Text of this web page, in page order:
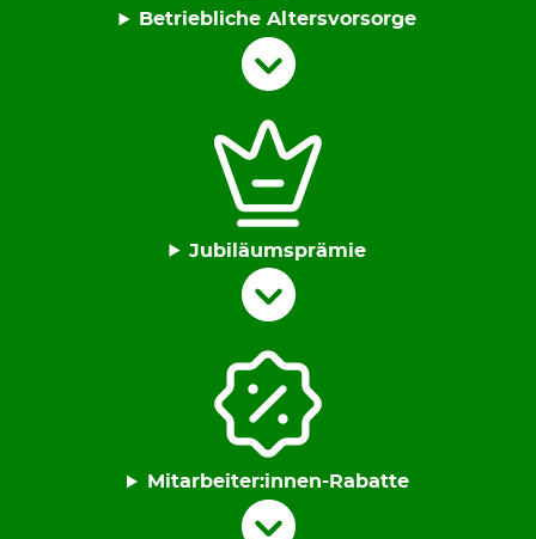
Betriebliche Altersvorsorge
Jubiläumsprämie
Mitarbeiter:innen-Rabatte